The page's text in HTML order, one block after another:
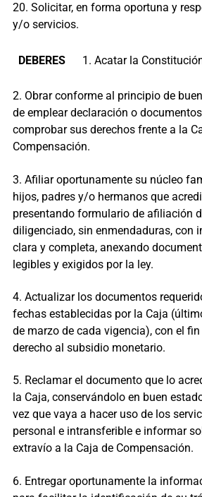
20. Solicitar, en forma oportuna y
y/o servicios.
DEBERES 1. Acatar la
2. Obrar conforme al principio de
de emplear declaración o
comprobar sus derechos frente a la
Compensación.
3. Afiliar oportunamente su núcleo
hijos, padres y/o hermanos que
presentando formulario de afiliación
diligenciado, sin enmendaduras, con
clara y completa, anexando
legibles y exigidos por la ley.
4. Actualizar los documentos
fechas establecidas por la Caja
de marzo de cada vigencia), con el
derecho al subsidio monetario.
5. Reclamar el documento que lo
la Caja, conservándolo en buen
vez que vaya a hacer uso de los
personal e intransferible e informar
extravío a la Caja de Compensación.
6. Entregar oportunamente la